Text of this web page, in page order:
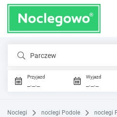
Parczew
Przyjazd
_._._
Wyjazd
_._._
Noclegi noclegi Podole noclegi